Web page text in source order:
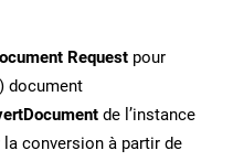
Request pour
document
de l’instance
conversion à partir de